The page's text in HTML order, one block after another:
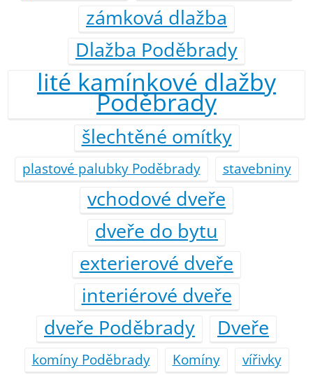
zámková dlažba
Dlažba Poděbrady
lité kamínkové dlažby
Poděbrady
šlechtěné omítky
plastové palubky Poděbrady stavebniny
vchodové dveře
dveře do bytu
exterierové dveře
interiérové dveře
dveře Poděbrady
Dveře
komíny Poděbrady Komíny
vířivky